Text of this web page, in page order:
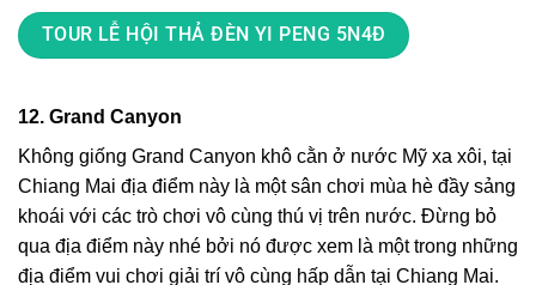
TOUR LỄ HỘI THẢ ĐÈN YI PENG 5N4Đ
12. Grand Canyon
Không giống Grand Canyon khô cằn ở nước Mỹ xa xôi, tại
Chiang Mai địa điểm này là một sân chơi mùa hè đầy sảng
khoái với các trò chơi vô cùng thú vị trên nước. Đừng bỏ
qua địa điểm này nhé bởi nó được xem là một trong những
địa điểm vui chơi giải trí vô cùng hấp dẫn tại Chiang Mai.